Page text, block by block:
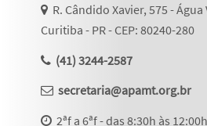
R. Cândido Xavier, 575 - Água
Curitiba - PR - CEP: 80240-280
(41) 3244-2587
secretaria@apamt.org.br
2ªf a 6ªf - das 8:30h às